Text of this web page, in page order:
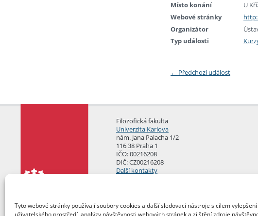
Tyto webové stránky používají soubory cookies a další sledovací nástroje s cílem vylepšení
uživatelského prostředí, analýzy návštěvnosti webových stránek a zjištění zdroje
Místo konání
U
Webové stránky
Organizátor
Typ události
← Předchozí událost
Filozofická fakulta
Univerzita Karlova
nám. Jana Palacha 1/2
116 38 Praha 1
IČO: 00216208
DIČ: CZ00216208
Další kontakty